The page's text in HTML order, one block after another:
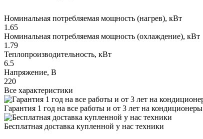
Номинальная потребляемая мощность (нагрев), кВт
1.65
Номинальная потребляемая мощность (охлаждение), кВт
1.79
Теплопроизводительность, кВт
6.5
Напряжение, В
220
Все характеристики
Гарантия 1 год на все работы и от 3 лет на кондиционеры
Бесплатная доставка купленной у нас техники